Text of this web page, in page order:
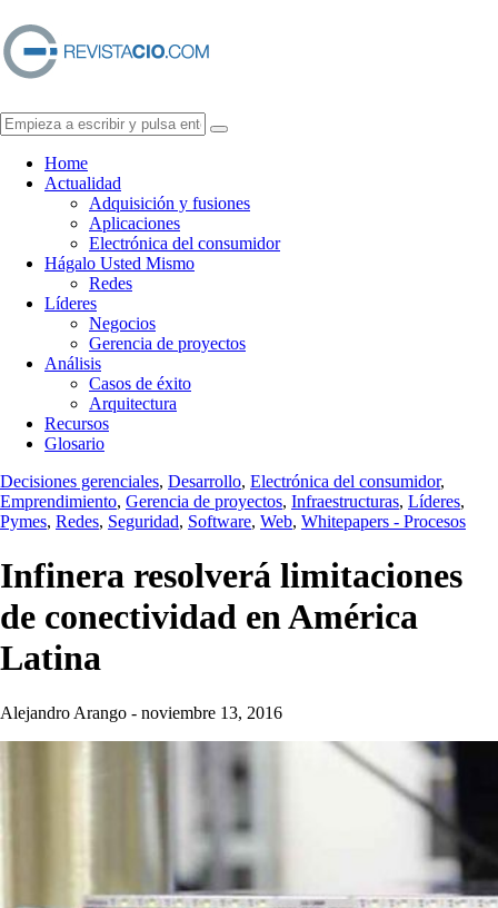
Home
Actualidad
Adquisición y fusiones
Aplicaciones
Electrónica del consumidor
Hágalo Usted Mismo
Redes
Líderes
Negocios
Gerencia de proyectos
Análisis
Casos de éxito
Arquitectura
Recursos
Glosario
Decisiones gerenciales, Desarrollo, Electrónica del consumidor,
Emprendimiento, Gerencia de proyectos, Infraestructuras, Líderes,
Pymes, Redes, Seguridad, Software, Web, Whitepapers - Procesos
Infinera resolverá limitaciones
de conectividad en América
Latina
Alejandro Arango - noviembre 13, 2016